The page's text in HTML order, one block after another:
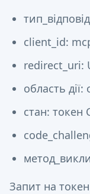
client_id:
redirect_uri:
область дії:
стан: токен
Запит на